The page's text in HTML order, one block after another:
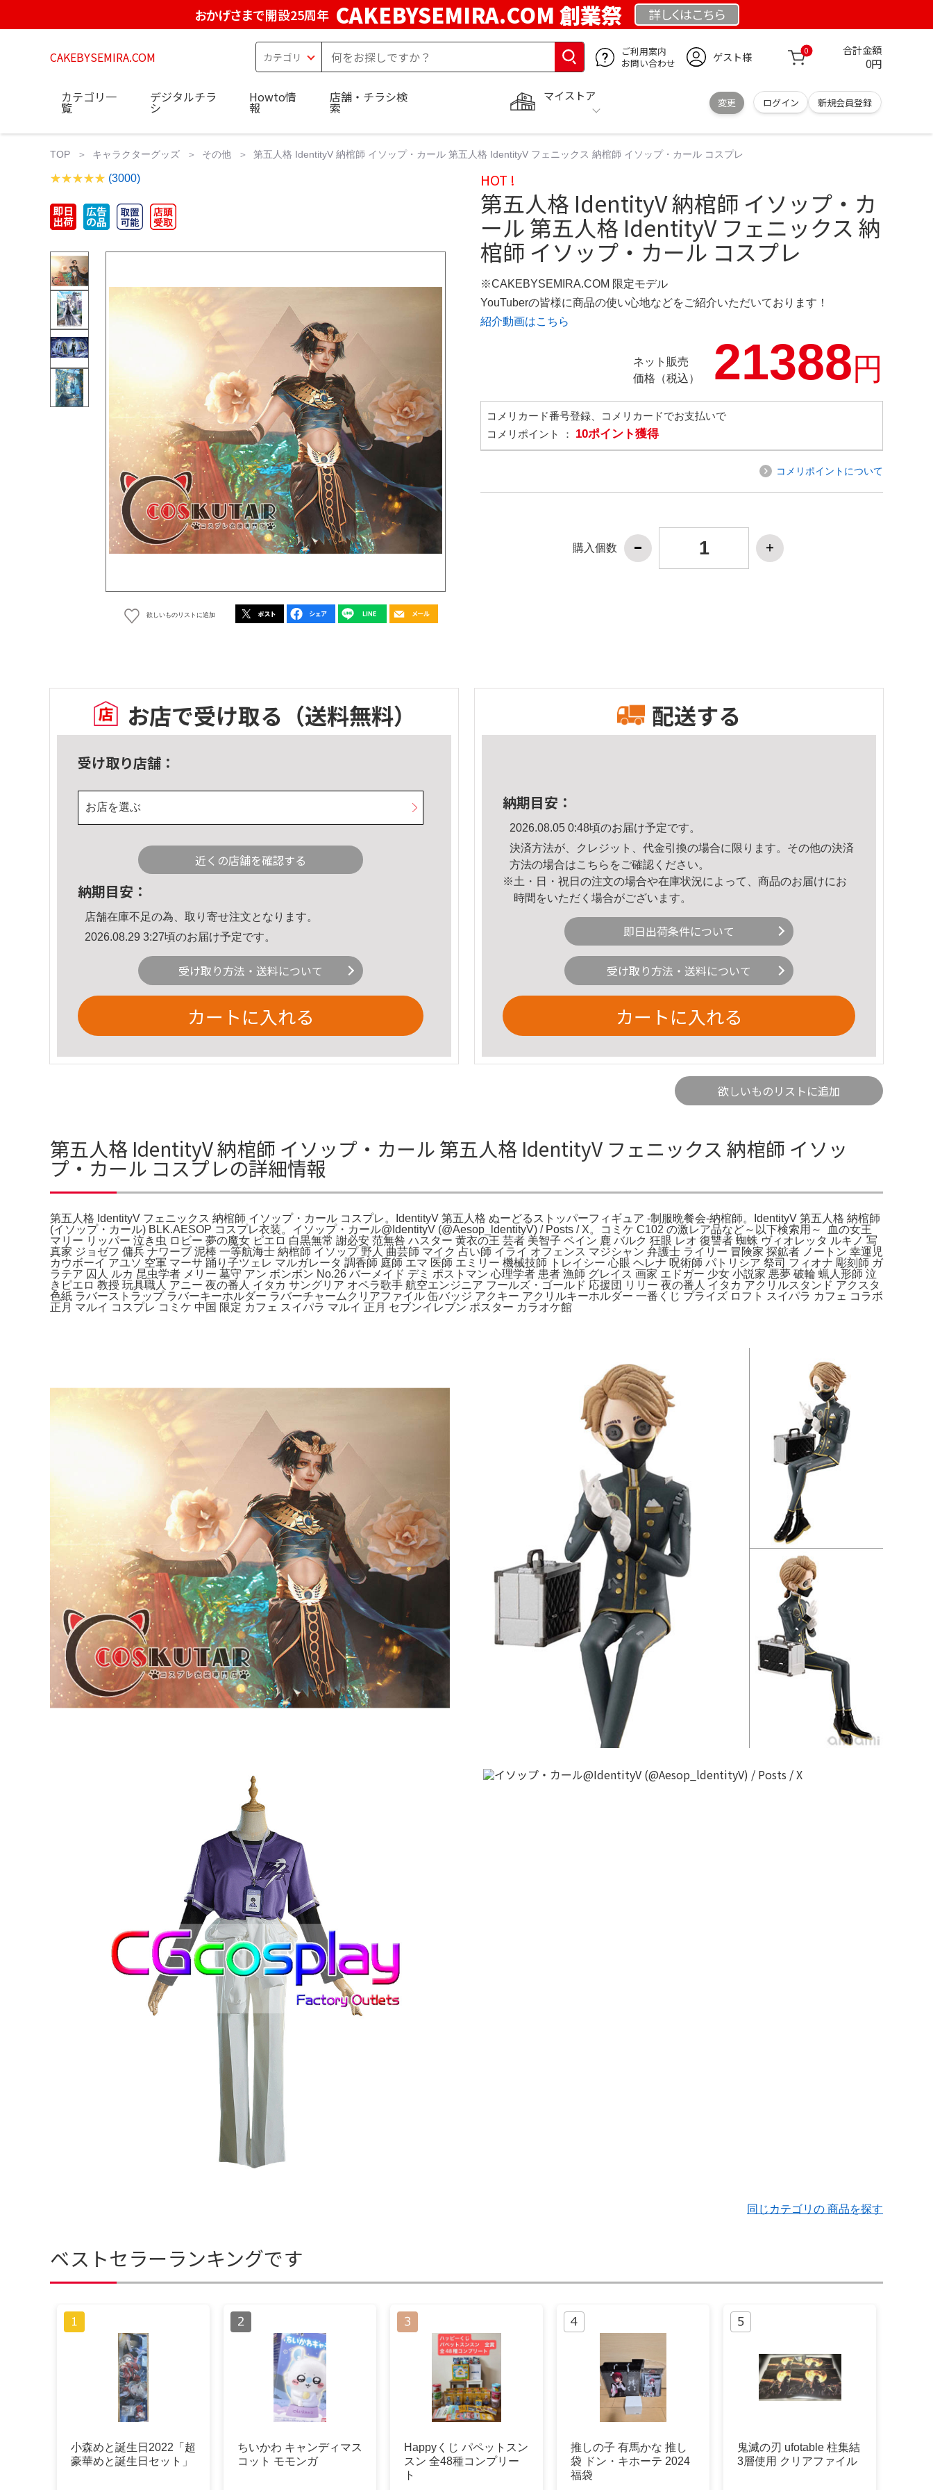
おかげさまで開設25周年 CAKEBYSEMIRA.COM 創業祭 詳しくはこちら
CAKEBYSEMIRA.COM
ご利用案内
お問い合わせ
ゲスト様 0 合計金額
0円
マイストア
変更 ログイン 新規会員登録
カテゴリ一
覧
デジタルチラ
シ
Howto情
報
店舗・チラシ検
索
TOP キャラクターグッズ その他 第五人格 IdentityV 納棺師 イソップ・カール 第五人格 IdentityV フェニックス 納棺師 イソップ・カール コスプレ
(3000)
欲しいものリストに追加
HOT !
第五人格 IdentityV 納棺師 イソップ・カ
ール 第五人格 IdentityV フェニックス 納
棺師 イソップ・カール コスプレ
※CAKEBYSEMIRA.COM 限定モデル
YouTuberの皆様に商品の使い心地などをご紹介いただいております！
紹介動画はこちら
ネット販売
価格（税込）
21388円
コメリカード番号登録、コメリカードでお支払いで
コメリポイント ： 10ポイント獲得
コメリポイントについて
購入個数
お店で受け取る （送料無料）
受け取り店舗：
お店を選ぶ
近くの店舗を確認する
納期目安：
店舗在庫不足の為、取り寄せ注文となります。
2026.08.29 3:27頃のお届け予定です。
受け取り方法・送料について
カートに入れる
配送する
納期目安：
2026.08.05 0:48頃のお届け予定です。
決済方法が、クレジット、代金引換の場合に限ります。その他の決済
方法の場合はこちら をご確認ください。
※土・日・祝日の注文の場合や在庫状況によって、商品のお届けにお
時間をいただく場合がございます。
即日出荷条件について
受け取り方法・送料について
カートに入れる
欲しいものリストに追加
第五人格 IdentityV 納棺師 イソップ・カール 第五人格 IdentityV フェニックス 納棺師 イソッ
プ・カール コスプレの詳細情報
第五人格 IdentityV フェニックス 納棺師 イソップ・カール コスプレ。IdentityV 第五人格 ぬーどるストッパーフィギュア -制服晩餐会-納棺師。IdentityV 第五人格 納棺師
(イソップ・カール) BLK.AESOP コスプレ衣装。イソップ・カール@IdentityV (@Aesop_ldentityV) / Posts / X。コミケ C102 の激レア品など～以下検索用～ ​ 血の女王
マリー リッパー 泣き虫 ロビー 夢の魔女 ピエロ 白黒無常 謝必安 范無咎 ハスター 黄衣の王 芸者 美智子 ベイン 鹿 バルク 狂眼 レオ 復讐者 蜘蛛 ヴィオレッタ ルキノ 写
真家 ジョゼフ 傭兵 ナワーブ 泥棒 一等航海士 納棺師 イソップ 野人 曲芸師 マイク 占い師 イライ オフェンス マジシャン 弁護士 ライリー 冒険家 探鉱者 ノートン 幸運児
カウボーイ アユソ 空軍 マーサ 踊り子ツェレ マルガレータ 調香師 庭師 エマ 医師 エミリー 機械技師 トレイシー 心眼 ヘレナ 呪術師 パトリシア 祭司 フィオナ 彫刻師 ガ
ラテア 囚人 ルカ 昆虫学者 メリー 墓守 アン ボンボン No.26 バーメイド デミ ポストマン 心理学者 患者 漁師 グレイス 画家 エドガー 少女 小説家 悪夢 破輪 蝋人形師 泣
きピエロ 教授 玩具職人 アニー 夜の番人 イタカ サングリア オペラ歌手 航空エンジニア フールズ・ゴールド 応援団 リリー 夜の番人 イタカ アクリルスタンド アクスタ
色紙 ラバーストラップ ラバーキーホルダー ラバーチャームクリアファイル 缶バッジ アクキー アクリルキーホルダー 一番くじ プライズ ロフト スイパラ カフェ コラボ
正月 マルイ コスプレ コミケ 中国 限定 カフェ スイパラ マルイ 正月 セブンイレブン ポスター カラオケ館
同じカテゴリの 商品を探す
ベストセラーランキングです
小森めと誕生日2022「超
豪華めと誕生日セット」
ちいかわ キャンディマス
コット モモンガ
Happyくじ パペットスン
スン 全48種コンプリー
ト
推しの子 有馬かな 推し
袋 ドン・キホーテ 2024
福袋
鬼滅の刃 ufotable 柱集結
3層使用 クリアファイル